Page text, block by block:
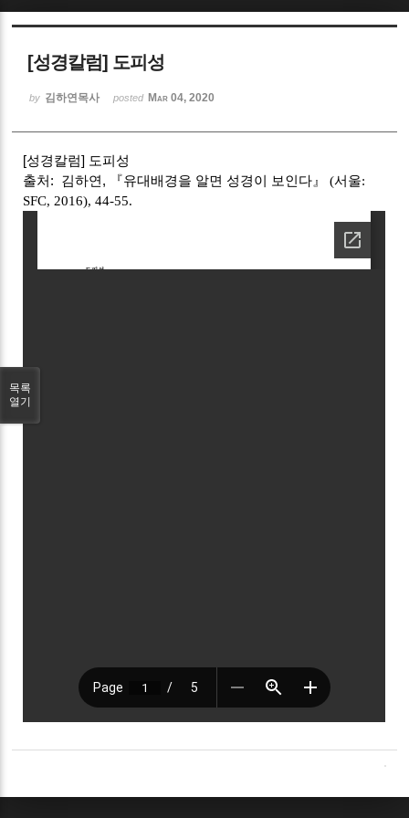
[성경칼럼] 도피성
by 김하연목사 posted Mar 04, 2020
[성경칼럼] 도피성
출처: 김하연,
『유대배경을 알면 성경이 보인다 』 (서울:
SFC, 2016), 44-55.
목록
열기
Sketchbook5, 스케치북5
Sketchbook5, 스케치북5